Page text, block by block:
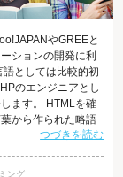
やGREEと
ションの開発に利
としては比較的初
のエンジニアとし
ます。 HTMLを確
から作られた略語
す。Webページを
ずは大前提として
つづきを読む
ング